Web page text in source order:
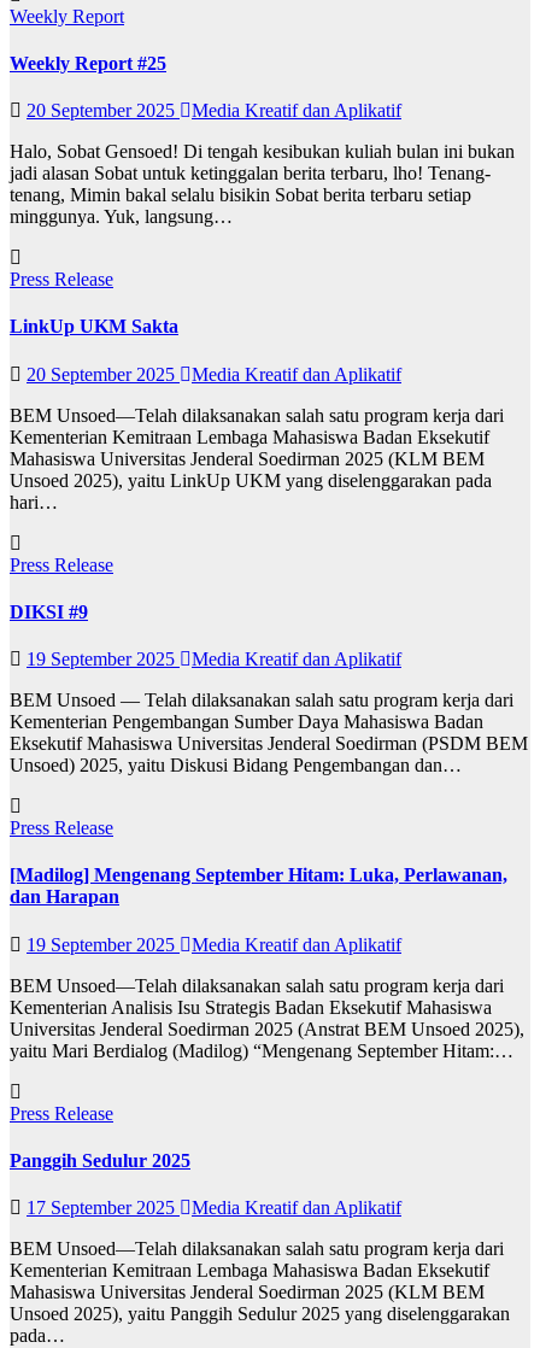
Weekly Report
Weekly Report #25
20 September 2025
Media Kreatif dan Aplikatif
Halo, Sobat Gensoed! Di tengah kesibukan kuliah bulan ini bukan
jadi alasan Sobat untuk ketinggalan berita terbaru, lho! Tenang-
tenang, Mimin bakal selalu bisikin Sobat berita terbaru setiap
minggunya. Yuk, langsung…
Press Release
LinkUp UKM Sakta
20 September 2025
Media Kreatif dan Aplikatif
BEM Unsoed—Telah dilaksanakan salah satu program kerja dari
Kementerian Kemitraan Lembaga Mahasiswa Badan Eksekutif
Mahasiswa Universitas Jenderal Soedirman 2025 (KLM BEM
Unsoed 2025), yaitu LinkUp UKM yang diselenggarakan pada
hari…
Press Release
DIKSI #9
19 September 2025
Media Kreatif dan Aplikatif
BEM Unsoed — Telah dilaksanakan salah satu program kerja dari
Kementerian Pengembangan Sumber Daya Mahasiswa Badan
Eksekutif Mahasiswa Universitas Jenderal Soedirman (PSDM BEM
Unsoed) 2025, yaitu Diskusi Bidang Pengembangan dan…
Press Release
[Madilog] Mengenang September Hitam: Luka, Perlawanan,
dan Harapan
19 September 2025
Media Kreatif dan Aplikatif
BEM Unsoed—Telah dilaksanakan salah satu program kerja dari
Kementerian Analisis Isu Strategis Badan Eksekutif Mahasiswa
Universitas Jenderal Soedirman 2025 (Anstrat BEM Unsoed 2025),
yaitu Mari Berdialog (Madilog) “Mengenang September Hitam:…
Press Release
Panggih Sedulur 2025
17 September 2025
Media Kreatif dan Aplikatif
BEM Unsoed—Telah dilaksanakan salah satu program kerja dari
Kementerian Kemitraan Lembaga Mahasiswa Badan Eksekutif
Mahasiswa Universitas Jenderal Soedirman 2025 (KLM BEM
Unsoed 2025), yaitu Panggih Sedulur 2025 yang diselenggarakan
pada…